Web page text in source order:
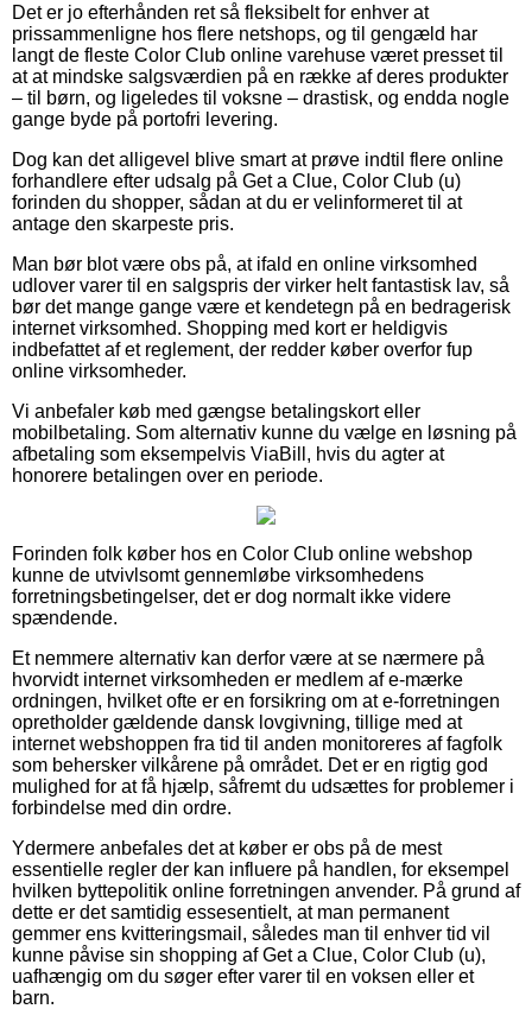
Det er jo efterhånden ret så fleksibelt for enhver at
prissammenligne hos flere netshops, og til gengæld har
langt de fleste Color Club online varehuse været presset til
at at mindske salgsværdien på en række af deres produkter
– til børn, og ligeledes til voksne – drastisk, og endda nogle
gange byde på portofri levering.
Dog kan det alligevel blive smart at prøve indtil flere online
forhandlere efter udsalg på Get a Clue, Color Club (u)
forinden du shopper, sådan at du er velinformeret til at
antage den skarpeste pris.
Man bør blot være obs på, at ifald en online virksomhed
udlover varer til en salgspris der virker helt fantastisk lav, så
bør det mange gange være et kendetegn på en bedragerisk
internet virksomhed. Shopping med kort er heldigvis
indbefattet af et reglement, der redder køber overfor fup
online virksomheder.
Vi anbefaler køb med gængse betalingskort eller
mobilbetaling. Som alternativ kunne du vælge en løsning på
afbetaling som eksempelvis ViaBill, hvis du agter at
honorere betalingen over en periode.
Forinden folk køber hos en Color Club online webshop
kunne de utvivlsomt gennemløbe virksomhedens
forretningsbetingelser, det er dog normalt ikke videre
spændende.
Et nemmere alternativ kan derfor være at se nærmere på
hvorvidt internet virksomheden er medlem af e-mærke
ordningen, hvilket ofte er en forsikring om at e-forretningen
opretholder gældende dansk lovgivning, tillige med at
internet webshoppen fra tid til anden monitoreres af fagfolk
som behersker vilkårene på området. Det er en rigtig god
mulighed for at få hjælp, såfremt du udsættes for problemer i
forbindelse med din ordre.
Ydermere anbefales det at køber er obs på de mest
essentielle regler der kan influere på handlen, for eksempel
hvilken byttepolitik online forretningen anvender. På grund af
dette er det samtidig essesentielt, at man permanent
gemmer ens kvitteringsmail, således man til enhver tid vil
kunne påvise sin shopping af Get a Clue, Color Club (u),
uafhængig om du søger efter varer til en voksen eller et
barn.